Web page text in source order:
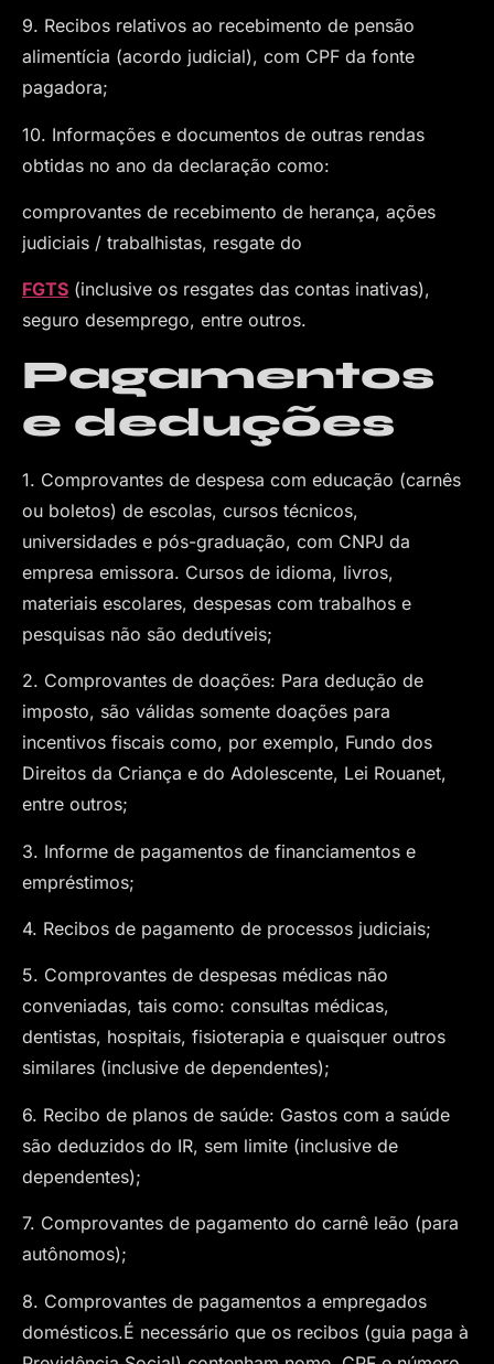
9. Recibos relativos ao recebimento de pensão
alimentícia (acordo judicial), com CPF da fonte
pagadora;
10. Informações e documentos de outras rendas
obtidas no ano da declaração como:
comprovantes de recebimento de herança, ações
judiciais / trabalhistas, resgate do
FGTS (inclusive os resgates das contas inativas),
seguro desemprego, entre outros.
Pagamentos
e deduções
1. Comprovantes de despesa com educação (carnês
ou boletos) de escolas, cursos técnicos,
universidades e pós-graduação, com CNPJ da
empresa emissora. Cursos de idioma, livros,
materiais escolares, despesas com trabalhos e
pesquisas não são dedutíveis;
2. Comprovantes de doações: Para dedução de
imposto, são válidas somente doações para
incentivos fiscais como, por exemplo, Fundo dos
Direitos da Criança e do Adolescente, Lei Rouanet,
entre outros;
3. Informe de pagamentos de financiamentos e
empréstimos;
4. Recibos de pagamento de processos judiciais;
5. Comprovantes de despesas médicas não
conveniadas, tais como: consultas médicas,
dentistas, hospitais, fisioterapia e quaisquer outros
similares (inclusive de dependentes);
6. Recibo de planos de saúde: Gastos com a saúde
são deduzidos do IR, sem limite (inclusive de
dependentes);
7. Comprovantes de pagamento do carnê leão (para
autônomos);
8. Comprovantes de pagamentos a empregados
domésticos.É necessário que os recibos (guia paga à